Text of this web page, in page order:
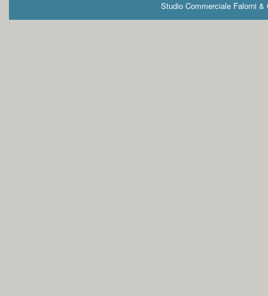
Studio Commerciale Falorni